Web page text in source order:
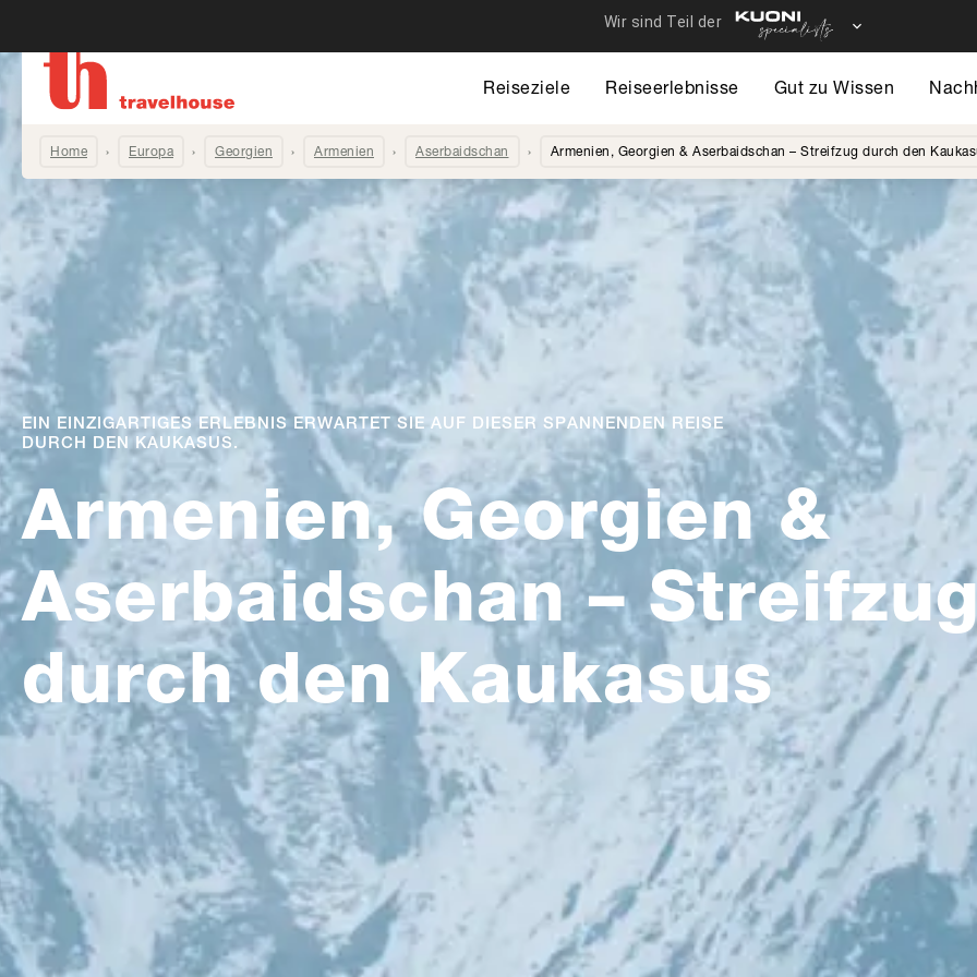
Reiseziele Reiseerlebnisse Gut zu Wissen
Home Europa Georgien Armenien Aserbaidschan Armenien, Georgien & Aserbaidschan – Streifzug durch den
Armenien, Georgien &
Aserbaidschan –
durch den Kaukasus
EIN EINZIGARTIGES ERLEBNIS ERWARTET SIE AUF DIESER SPANNENDEN REISE
DURCH DEN KAUKASUS.